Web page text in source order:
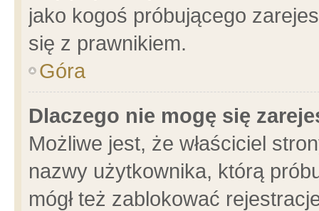
jako kogoś próbującego
się z prawnikiem.
Góra
Dlaczego nie mogę się
Możliwe jest, że właściciel
nazwy użytkownika, którą
mógł też zablokować